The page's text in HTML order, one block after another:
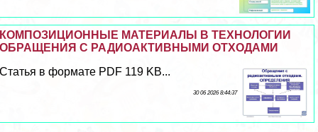
КОМПОЗИЦИОННЫЕ МАТЕРИАЛЫ В ТЕХНОЛОГИИ
ОБРАЩЕНИЯ С РАДИОАКТИВНЫМИ ОТХОДАМИ
Статья в формате PDF 119 KB...
30 06 2026 8:44:37